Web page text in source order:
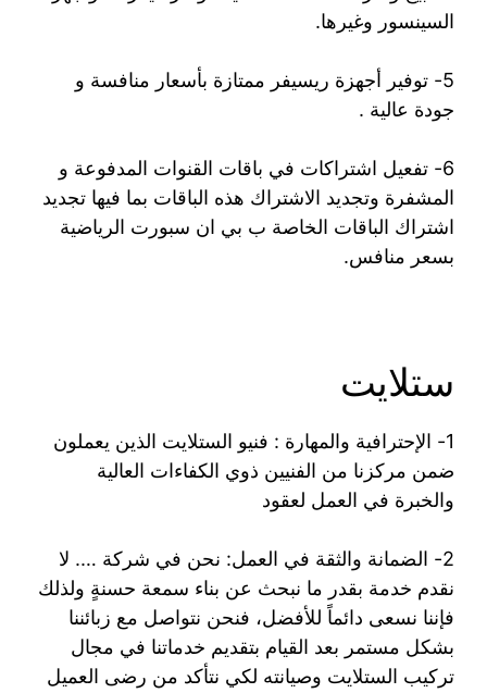
السينسور وغيرها.
5- توفير أجهزة ريسيفر ممتازة بأسعار منافسة و
جودة عالية .
6- تفعيل اشتراكات في باقات القنوات المدفوعة و
المشفرة وتجديد الاشتراك هذه الباقات بما فيها تجديد
اشتراك الباقات الخاصة ب بي ان سبورت الرياضية
بسعر منافس.
ستلايت
1- الإحترافية والمهارة : فنيو الستلايت الذين يعملون
ضمن مركزنا من الفنيين ذوي الكفاءات العالية
والخبرة في العمل لعقود
2- الضمانة والثقة في العمل: نحن في شركة …. لا
نقدم خدمة بقدر ما نبحث عن بناء سمعة حسنةٍ ولذلك
فإننا نسعى دائماً للأفضل، فنحن نتواصل مع زبائننا
بشكل مستمر بعد القيام بتقديم خدماتنا في مجال
تركيب الستلايت وصيانته لكي نتأكد من رضى العميل